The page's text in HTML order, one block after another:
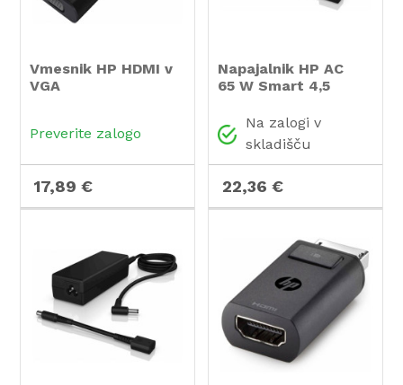
Vmesnik HP HDMI v
VGA
Preverite zalogo
17,89 €
Napajalnik HP AC
65 W Smart 4,5
Na zalogi v
skladišču
22,36 €